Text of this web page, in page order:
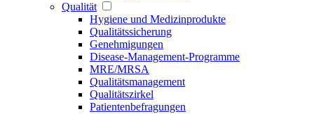
Qualität
Hygiene und Medizinprodukte
Qualitätssicherung
Genehmigungen
Disease-Management-Programme
MRE/MRSA
Qualitätsmanagement
Qualitätszirkel
Patientenbefragungen